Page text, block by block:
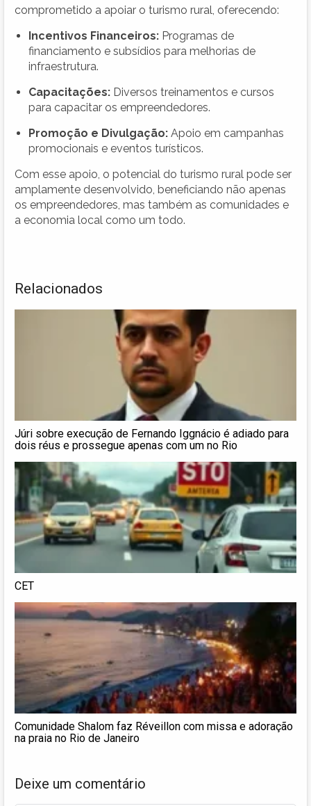
comprometido a apoiar o turismo rural, oferecendo:
Incentivos Financeiros: Programas de
financiamento e subsídios para melhorias de
infraestrutura.
Capacitações: Diversos treinamentos e cursos
para capacitar os empreendedores.
Promoção e Divulgação: Apoio em campanhas
promocionais e eventos turísticos.
Com esse apoio, o potencial do turismo rural pode ser
amplamente desenvolvido, beneficiando não apenas
os empreendedores, mas também as comunidades e
a economia local como um todo.
Relacionados
Júri sobre execução de Fernando Iggnácio é adiado para
dois réus e prossegue apenas com um no Rio
CET
Comunidade Shalom faz Réveillon com missa e adoração
na praia no Rio de Janeiro
Deixe um comentário